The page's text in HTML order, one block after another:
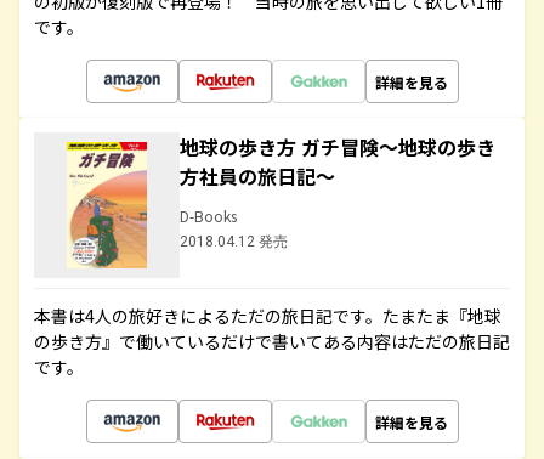
です。
詳細を見る
地球の歩き方 ガチ冒険～地球の歩き
方社員の旅日記～
D-Books
2018.04.12 発売
本書は4人の旅好きによるただの旅日記です。たまたま『地球
の歩き方』で働いているだけで書いてある内容はただの旅日記
です。
詳細を見る